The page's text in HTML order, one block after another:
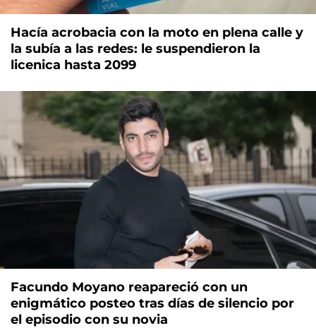
Hacía acrobacia con la moto en plena calle y
la subía a las redes: le suspendieron la
licenica hasta 2099
Facundo Moyano reapareció con un
enigmático posteo tras días de silencio por
el episodio con su novia